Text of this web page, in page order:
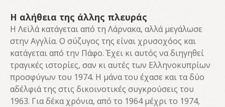
Η αλήθεια της άλλης πλευράς
Η Λεϊλά κατάγεται από τη Λάρνακα, αλλά μεγάλωσε
στην Αγγλία. Ο σύζυγος της είναι χρυσοχόος και
κατάγεται από την Πάφο. Έχει κι αυτός να διηγηθεί
τραγικές ιστορίες, σαν κι αυτές των Ελληνοκυπρίων
προσφύγων του 1974. Η μάνα του έχασε και τα δύο
αδέλφιά της στις δικοινοτικές συγκρούσεις του
1963. Για δέκα χρόνια, από το 1964 μέχρι το 1974,